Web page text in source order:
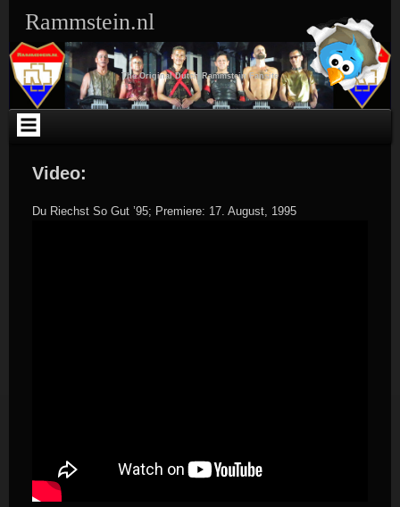
inhoud
Rammstein.nl
The Original Dutch Rammstein Fansite
Video:
Du Riechst So Gut ’95; Premiere: 17. August, 1995